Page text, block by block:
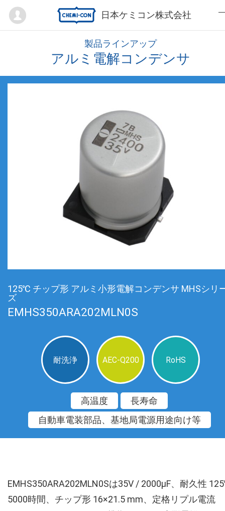
日本ケミコン株式会社
Mypage
製品ラインアップ
アルミ電解コンデンサ
125℃ チップ形 アルミ小形電解コンデンサ MHSシリ
ズ
EMHS350ARA202MLN0S
耐洗浄 AEC-Q200 RoHS
高温度
長寿命
自動車電装部品、基地局電源用途向け等
EMHS350ARA202MLN0Sは35V / 2000µF、耐久性
5000時間、チップ形 16×21.5 mm、定格リプル電流